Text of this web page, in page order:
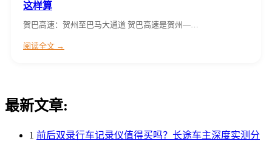
这样算
贺巴高速：贺州至巴马大通道 贺巴高速是贺州—…
阅读全文 →
最新文章:
1 前后双录行车记录仪值得买吗？长途车主深度实测分